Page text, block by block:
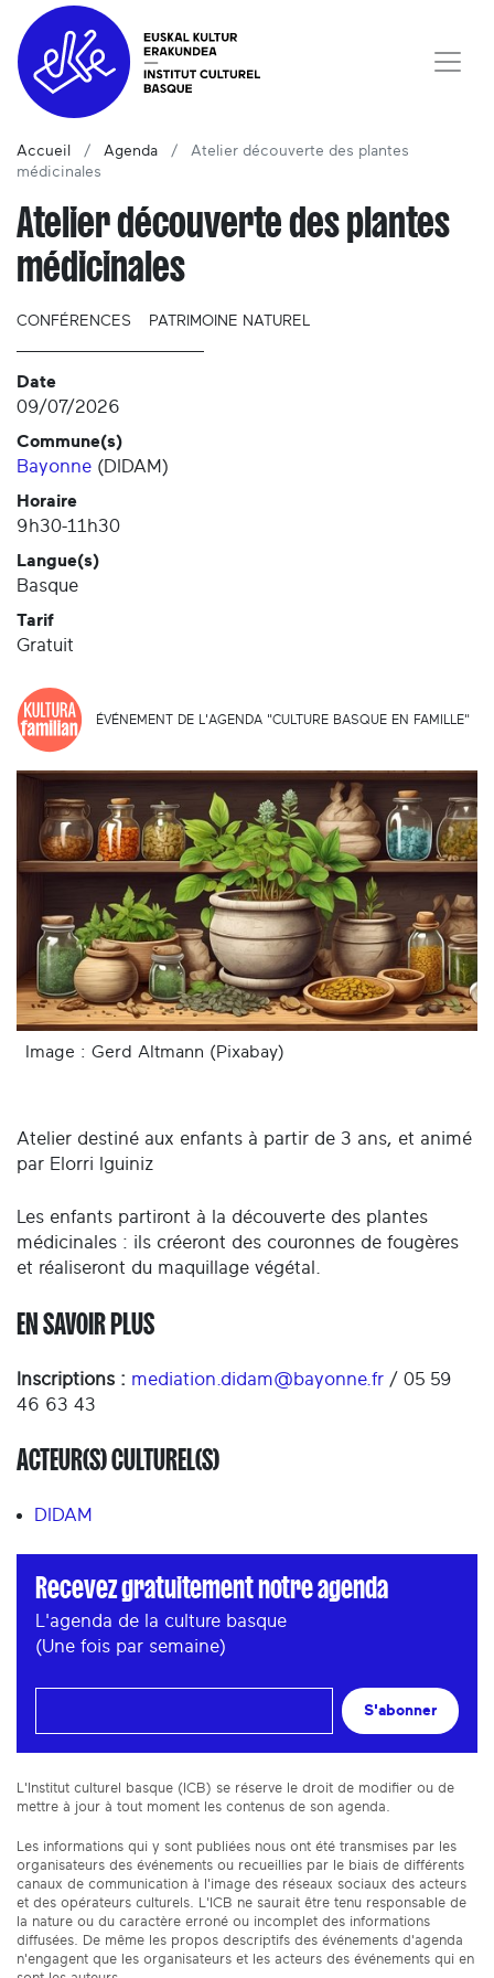
Accueil Agenda
Atelier découverte des plantes
médicinales
Atelier découverte des plantes
médicinales
CONFÉRENCES PATRIMOINE NATUREL
Date
09/07/2026
Commune(s)
Bayonne (DIDAM)
Horaire
9h30-11h30
Langue(s)
Basque
Tarif
Gratuit
ÉVÉNEMENT DE L'AGENDA "CULTURE BASQUE EN FAMILLE"
Image : Gerd Altmann (Pixabay)
Atelier destiné aux enfants à partir de 3 ans, et animé
par Elorri Iguiniz
Les enfants partiront à la découverte des plantes
médicinales : ils créeront des couronnes de fougères
et réaliseront du maquillage végétal.
EN SAVOIR PLUS
Inscriptions : mediation.didam@bayonne.fr / 05 59
46 63 43
ACTEUR(S) CULTUREL(S)
DIDAM
Recevez gratuitement notre agenda
L'agenda de la culture basque
(Une fois par semaine)
S'abonner
L'Institut culturel basque (ICB) se réserve le droit de modifier ou de
mettre à jour à tout moment les contenus de son agenda.
Les informations qui y sont publiées nous ont été transmises par les
organisateurs des événements ou recueillies par le biais de différents
canaux de communication à l'image des réseaux sociaux des acteurs
et des opérateurs culturels. L'ICB ne saurait être tenu responsable de
la nature ou du caractère erroné ou incomplet des informations
diffusées. De même les propos descriptifs des événements d'agenda
n'engagent que les organisateurs et les acteurs des événements qui en